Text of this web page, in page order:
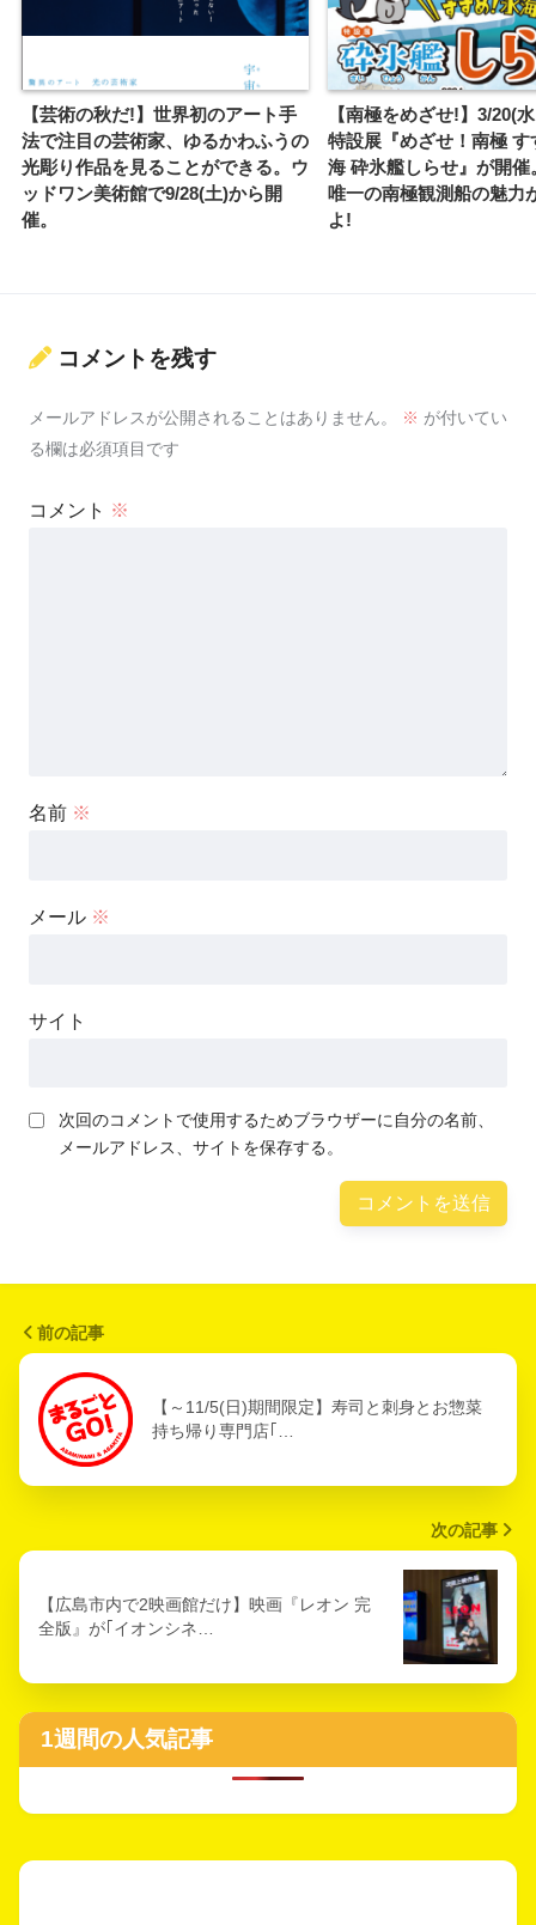
【芸術の秋だ!】世界初のアート手
法で注目の芸術家、ゆるかわふうの
光彫り作品を見ることができる。ウ
ッドワン美術館で9/28(土)から開
催。
【南極をめざせ!】3/20(
特設展『めざせ！南極 す
海 砕氷艦しらせ』が開催
唯一の南極観測船の魅力
よ!
コメントを残す
メールアドレスが公開されることはありません。 ※ が付いてい
る欄は必須項目です
コメント ※
名前 ※
メール ※
サイト
次回のコメントで使用するためブラウザーに自分の名前、
メールアドレス、サイトを保存する。
前の記事
【～11/5(日)期間限定】寿司と刺身とお惣菜
持ち帰り専門店｢…
次の記事
【広島市内で2映画館だけ】映画『レオン 完
全版』が｢イオンシネ…
1週間の人気記事